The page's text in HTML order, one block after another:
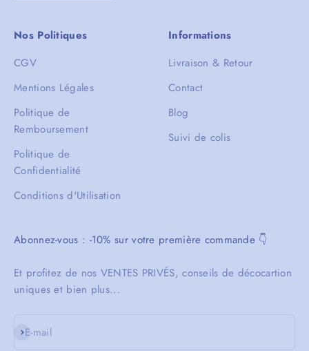
Nos Politiques
CGV
Mentions Légales
Politique de
Remboursement
Politique de
Confidentialité
Conditions d'Utilisation
Informations
Livraison & Retour
Contact
Blog
Suivi de colis
Abonnez-vous : -10% sur votre première commande 👇
Et profitez de nos VENTES PRIVÉS, conseils de décocartion
uniques et bien plus...
E-mail
S'inscrire